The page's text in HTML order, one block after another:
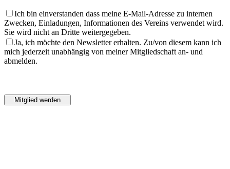
Ich bin einverstanden dass meine E-Mail-Adresse zu internen
Zwecken, Einladungen, Informationen des Vereins verwendet wird.
Sie wird nicht an Dritte weitergegeben.
Ja, ich möchte den Newsletter erhalten. Zu/von diesem kann ich
mich jederzeit unabhängig von meiner Mitgliedschaft an- und
abmelden.
dieses
Feld
lasse
dieses